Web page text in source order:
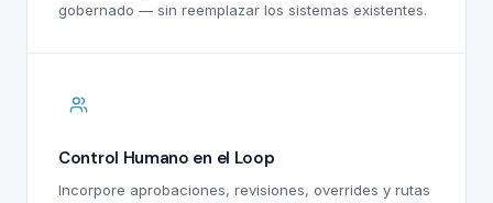
gobernado — sin reemplazar los sistemas existentes.
Control Humano en el Loop
Incorpore aprobaciones, revisiones, overrides y rutas